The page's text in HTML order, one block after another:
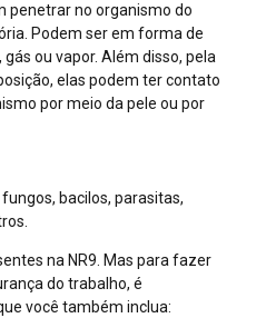
penetrar no organismo do
Podem ser em forma de
ou vapor. Além disso, pela
elas podem ter contato
por meio da pele ou por
bacilos, parasitas,
na NR9. Mas para fazer
do trabalho, é
você também inclua: